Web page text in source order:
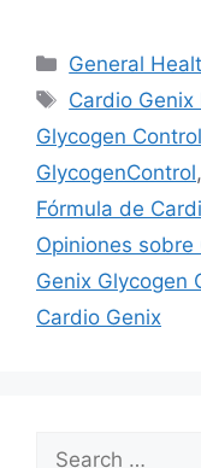
Categories
General
Tags
Cardio Genix
Glycogen
GlycogenControl,
Fórmula de
Opiniones sobre
Genix Glycogen
Cardio Genix
Search